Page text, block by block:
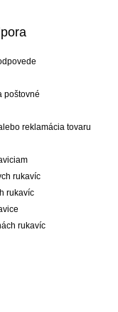
poštovné
reklamácia tovaru
rukavíc
rukavíc
rukavíc